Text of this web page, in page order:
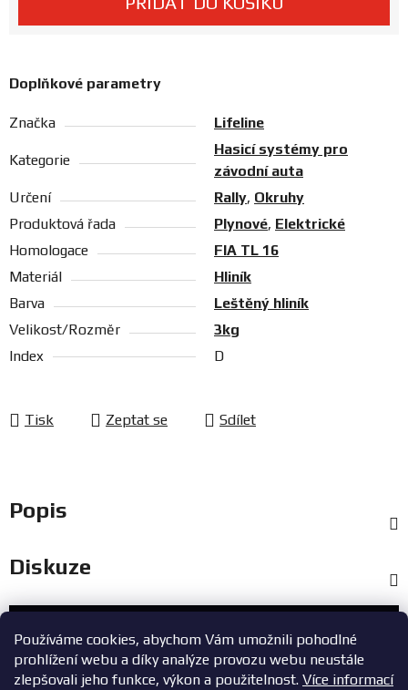
Používáme cookies, abychom Vám umožnili pohodlné
prohlížení webu a díky analýze provozu webu neustále
zlepšovali jeho funkce, výkon a použitelnost. Více informací
Doplňkové parametry
Značka Lifeline
Kategorie
Hasicí systémy pro
závodní auta
Určení
Rally, Okruhy
Produktová řada
Plynové, Elektrické
Homologace
FIA TL 16
Materiál
Hliník
Barva
Leštěný hliník
Velikost/Rozměr
3kg
Index
D
Tisk Zeptat se Sdílet
Popis
Diskuze
Zákaznický servis
+420 603 785 748